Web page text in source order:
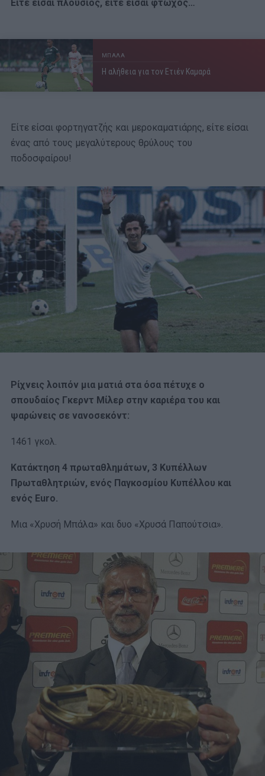
Είτε είσαι πλούσιος, είτε είσαι φτωχός…
ΜΠΑΛΑ
Η αλήθεια για τον Ετιέν Καμαρά
Είτε είσαι φορτηγατζής και μεροκαματιάρης, είτε είσαι
ένας από τους μεγαλύτερους θρύλους του
ποδοσφαίρου!
Ρίχνεις λοιπόν μια ματιά στα όσα πέτυχε ο
σπουδαίος Γκερντ Μίλερ στην καριέρα του και
ψαρώνεις σε νανοσεκόντ:
1461 γκολ.
Κατάκτηση 4 πρωταθλημάτων, 3 Κυπέλλων
Πρωταθλητριών, ενός Παγκοσμίου Κυπέλλου και
ενός Euro.
Μια «Χρυσή Μπάλα» και δυο «Χρυσά Παπούτσια».